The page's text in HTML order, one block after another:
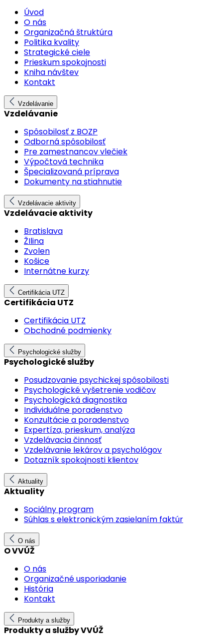
Úvod
O nás
Organizačná štruktúra
Politika kvality
Strategické ciele
Prieskum spokojnosti
Kniha návštev
Kontakt
Vzdelávanie
Vzdelávanie
Spôsobilosť z BOZP
Odborná spôsobilosť
Pre zamestnancov vlečiek
Výpočtová technika
Špecializovaná príprava
Dokumenty na stiahnutie
Vzdelávacie aktivity
Vzdelávacie aktivity
Bratislava
ŽIlina
Zvolen
Košice
Internátne kurzy
Certifikácia UTZ
Certifikácia UTZ
Certifikácia UTZ
Obchodné podmienky
Psychologické služby
Psychologické služby
Posudzovanie psychickej spôsobilosti
Psychologické vyšetrenie vodičov
Psychologická diagnostika
Individuálne poradenstvo
Konzultácie a poradenstvo
Expertíza, prieskum, analýza
Vzdelávacia činnosť
Vzdelávanie lekárov a psychológov
Dotazník spokojnosti klientov
Aktuality
Aktuality
Sociálny program
Súhlas s elektronickým zasielaním faktúr
O nás
O VVÚŽ
O nás
Organizačné usporiadanie
História
Kontakt
Produkty a služby
Produkty a služby VVÚŽ